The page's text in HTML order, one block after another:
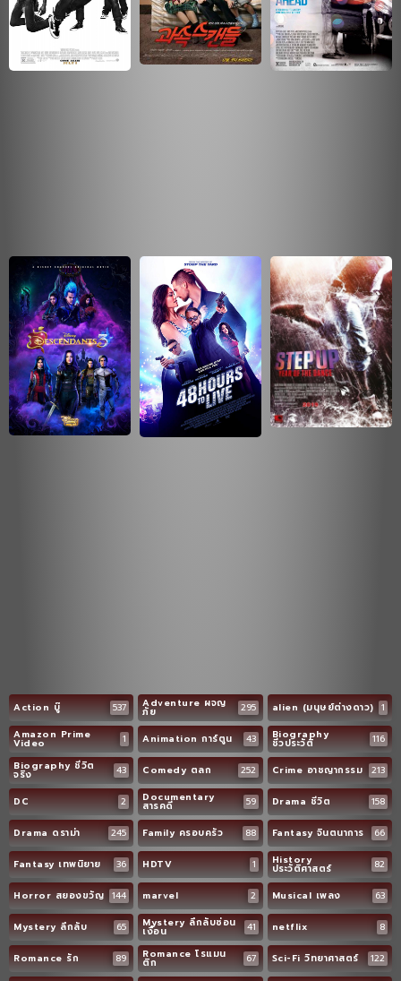
Action บู๊ 537 Adventure ผจญ
ภัย 295 alien (มนุษย์ต่างดาว) 1
Amazon Prime
Video 1 Animation การ์ตูน 43 Biography
ชีวประวัติ
116
Biography ชีวิต
จริง 43 Comedy ตลก 252 Crime อาชญากรรม 213
DC 2 Documentary
สารคดี 59 Drama ชีวิต 158
Drama ดราม่า 245 Family ครอบครัว 88 Fantasy จินตนาการ 66
Fantasy เทพนิยาย 36 HDTV 1 History
ประวัติศาสตร์ 82
Horror สยองขวัญ 144 marvel 2 Musical เพลง 63
Mystery ลึกลับ 65 Mystery ลึกลับซ่อน
เงื่อน 41 netflix 8
Romance รัก 89 Romance โรแมน
ติก 67 Sci-Fi วิทยาศาสตร์ 122